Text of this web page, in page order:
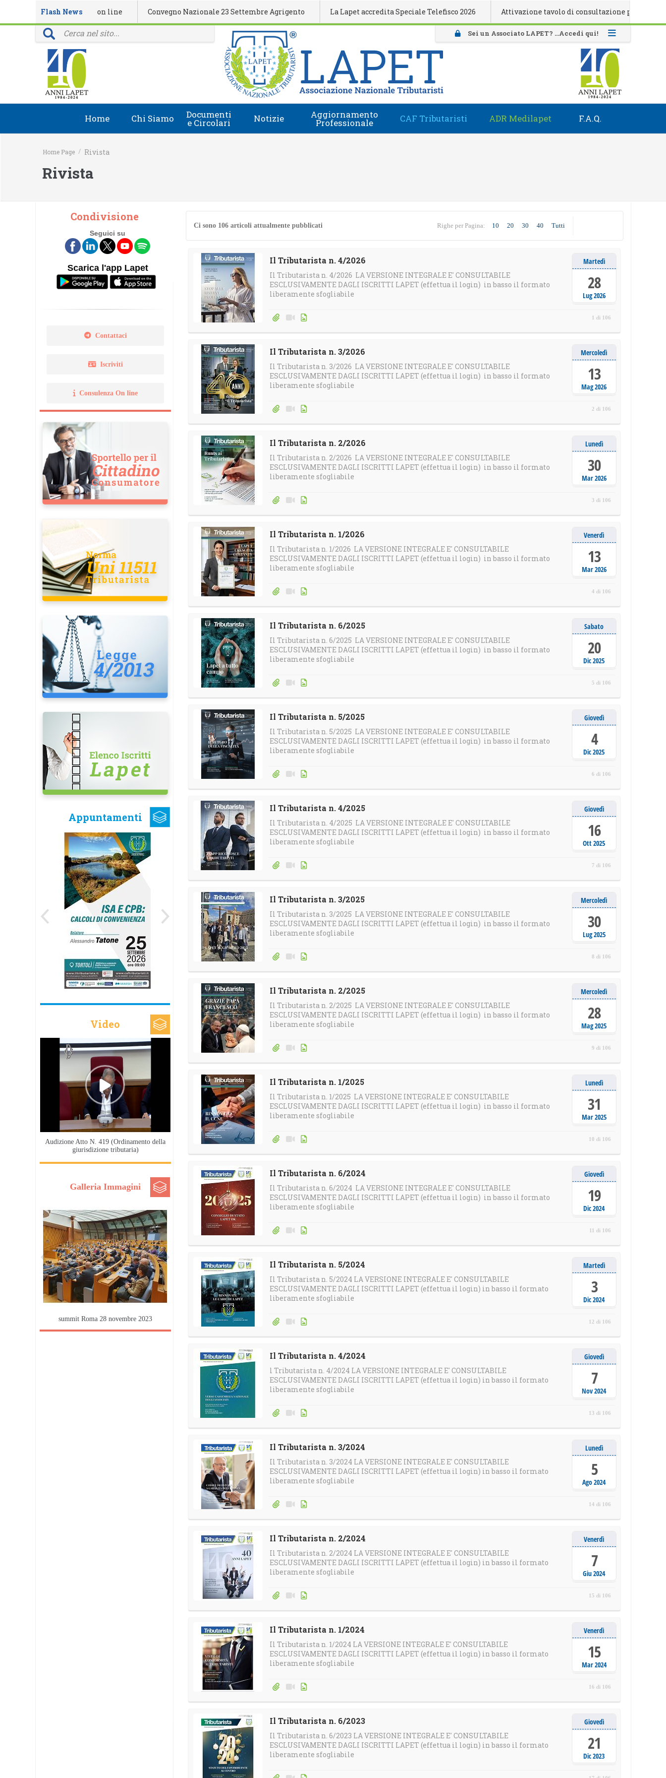
Home Chi Siamo
Contatti
Legge 14 gennaio 2013 N. 4
Norma Uni 11511
Documenti
e Circolari Notizie Aggiornamento
Professionale
Corsi in streaming
Calendario Territoriale
CAF Tributaristi ADR Medilapet F.A.Q.
Rivista
Home Page / Rivista
Flash News
n. 4/2026 on line Convegno Nazionale 23 Settembre Agrigento La Lapet accredita Speciale Telefisco 2026 Attivazione tavolo di consultazione presso il
40 anni della rivista Il Tributarista Sei un Associato LAPET? ...Accedi qui!
Condivisione
Seguici su
Scarica l'app Lapet
Contattaci
Iscriviti
Consulenza On line
Appuntamenti
Video
Audizione Atto N. 419 (Ordinamento della
giurisdizione tributaria)
Galleria Immagini
summit Roma 28 novembre 2023
Ci sono 106 articoli attualmente pubblicati Righe per Pagina: 10 20 30 40 Tutti
Il Tributarista n. 4/2026
Il Tributarista n. 4/2026 LA VERSIONE INTEGRALE E' CONSULTABILE
ESCLUSIVAMENTE DAGLI ISCRITTI LAPET (effettua il login) in basso il formato
liberamente sfogliabile
Lug 2026
Martedì
28
1 di 106
Il Tributarista n. 3/2026
Il Tributarista n. 3/2026 LA VERSIONE INTEGRALE E' CONSULTABILE
ESCLUSIVAMENTE DAGLI ISCRITTI LAPET (effettua il login) in basso il formato
liberamente sfogliabile
Mag 2026
Mercoledì
13
2 di 106
Il Tributarista n. 2/2026
Il Tributarista n. 2/2026 LA VERSIONE INTEGRALE E' CONSULTABILE
ESCLUSIVAMENTE DAGLI ISCRITTI LAPET (effettua il login) in basso il formato
liberamente sfogliabile
Mar 2026
Lunedì
30
3 di 106
Il Tributarista n. 1/2026
Il Tributarista n. 1/2026 LA VERSIONE INTEGRALE E' CONSULTABILE
ESCLUSIVAMENTE DAGLI ISCRITTI LAPET (effettua il login) in basso il formato
liberamente sfogliabile
Mar 2026
Venerdì
13
4 di 106
Il Tributarista n. 6/2025
Il Tributarista n. 6/2025 LA VERSIONE INTEGRALE E' CONSULTABILE
ESCLUSIVAMENTE DAGLI ISCRITTI LAPET (effettua il login) in basso il formato
liberamente sfogliabile
Dic 2025
Sabato
20
5 di 106
Il Tributarista n. 5/2025
Il Tributarista n. 5/2025 LA VERSIONE INTEGRALE E' CONSULTABILE
ESCLUSIVAMENTE DAGLI ISCRITTI LAPET (effettua il login) in basso il formato
liberamente sfogliabile
Dic 2025
Giovedì
4
6 di 106
Il Tributarista n. 4/2025
Il Tributarista n. 4/2025 LA VERSIONE INTEGRALE E' CONSULTABILE
ESCLUSIVAMENTE DAGLI ISCRITTI LAPET (effettua il login) in basso il formato
liberamente sfogliabile
Ott 2025
Giovedì
16
7 di 106
Il Tributarista n. 3/2025
Il Tributarista n. 3/2025 LA VERSIONE INTEGRALE E' CONSULTABILE
ESCLUSIVAMENTE DAGLI ISCRITTI LAPET (effettua il login) in basso il formato
liberamente sfogliabile
Lug 2025
Mercoledì
30
8 di 106
Il Tributarista n. 2/2025
Il Tributarista n. 2/2025 LA VERSIONE INTEGRALE E' CONSULTABILE
ESCLUSIVAMENTE DAGLI ISCRITTI LAPET (effettua il login) in basso il formato
liberamente sfogliabile
Mag 2025
Mercoledì
28
9 di 106
Il Tributarista n. 1/2025
Il Tributarista n. 1/2025 LA VERSIONE INTEGRALE E' CONSULTABILE
ESCLUSIVAMENTE DAGLI ISCRITTI LAPET (effettua il login) in basso il formato
liberamente sfogliabile
Mar 2025
Lunedì
31
10 di 106
Il Tributarista n. 6/2024
Il Tributarista n. 6/2024 LA VERSIONE INTEGRALE E' CONSULTABILE
ESCLUSIVAMENTE DAGLI ISCRITTI LAPET (effettua il login) in basso il formato
liberamente sfogliabile
Dic 2024
Giovedì
19
11 di 106
Il Tributarista n. 5/2024
Il Tributarista n. 5/2024 LA VERSIONE INTEGRALE E' CONSULTABILE
ESCLUSIVAMENTE DAGLI ISCRITTI LAPET (effettua il login) in basso il formato
liberamente sfogliabile
Dic 2024
Martedì
3
12 di 106
Il Tributarista n. 4/2024
l Tributarista n. 4/2024 LA VERSIONE INTEGRALE E' CONSULTABILE
ESCLUSIVAMENTE DAGLI ISCRITTI LAPET (effettua il login) in basso il formato
liberamente sfogliabile
Nov 2024
Giovedì
7
13 di 106
Il Tributarista n. 3/2024
Il Tributarista n. 3/2024 LA VERSIONE INTEGRALE E' CONSULTABILE
ESCLUSIVAMENTE DAGLI ISCRITTI LAPET (effettua il login) in basso il formato
liberamente sfogliabile
Ago 2024
Lunedì
5
14 di 106
Il Tributarista n. 2/2024
Il Tributarista n. 2/2024 LA VERSIONE INTEGRALE E' CONSULTABILE
ESCLUSIVAMENTE DAGLI ISCRITTI LAPET (effettua il login) in basso il formato
liberamente sfogliabile
Giu 2024
Venerdì
7
15 di 106
Il Tributarista n. 1/2024
Il Tributarista n. 1/2024 LA VERSIONE INTEGRALE E' CONSULTABILE
ESCLUSIVAMENTE DAGLI ISCRITTI LAPET (effettua il login) in basso il formato
liberamente sfogliabile
Mar 2024
Venerdì
15
16 di 106
Il Tributarista n. 6/2023
Il Tributarista n. 6/2023 LA VERSIONE INTEGRALE E' CONSULTABILE
ESCLUSIVAMENTE DAGLI ISCRITTI LAPET (effettua il login) in basso il formato
liberamente sfogliabile
Dic 2023
Giovedì
21